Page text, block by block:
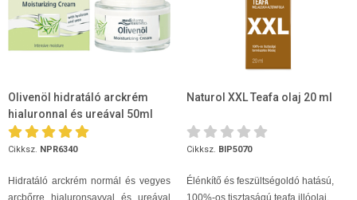
Olivenöl hidratáló arckrém
hialuronnal és ureával 50ml
Cikksz. NPR6340
Hidratáló arckrém normál és vegyes
arcbőrre hialuronsavval és ureával
Naturol XXL Teafa olaj 20 ml
Cikksz. BIP5070
Élénkítő és feszültségoldó hatású,
100%-os tisztaságú teafa illóolaj.